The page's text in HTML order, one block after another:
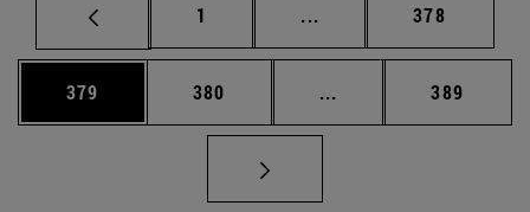
Página
1 ... Páginas intermedias
Página
378
Página
379 Página
380 ... Páginas intermedias
Página
389